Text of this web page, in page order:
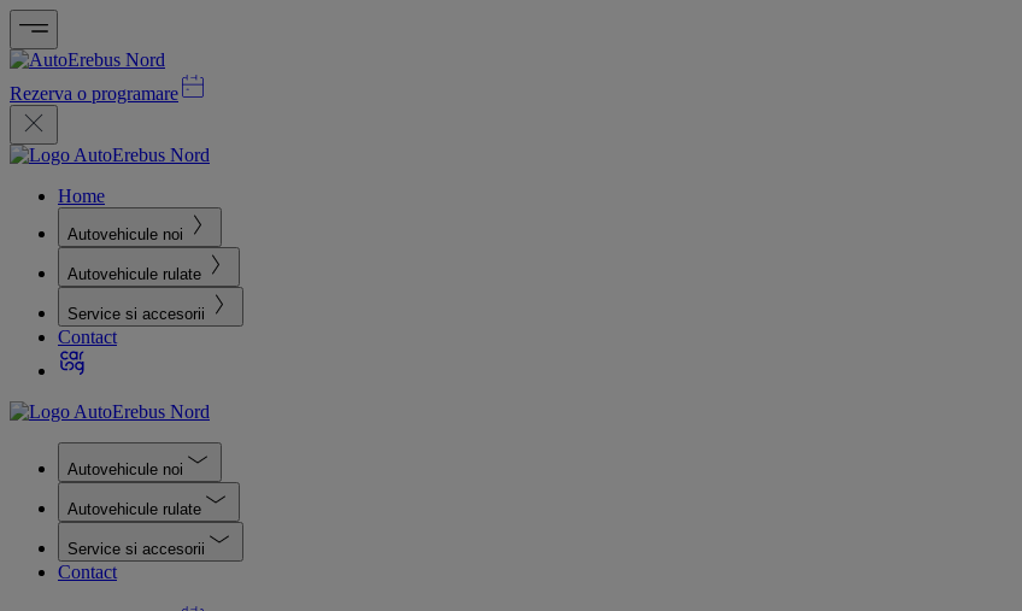
Rezerva o programare
Home
Autovehicule noi
Autovehicule rulate
Service si accesorii
Contact
Autovehicule noi
Autovehicule rulate
Service si accesorii
Contact